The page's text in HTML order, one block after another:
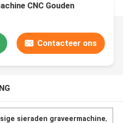
CNC Gouden
Freesmachine
Contacteer ons
sieraden graveermachine,